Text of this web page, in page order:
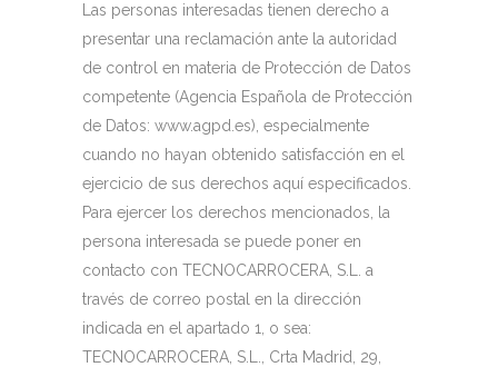
Las personas interesadas tienen derecho a
presentar una reclamación ante la autoridad
de control en materia de Protección de Datos
competente (Agencia Española de Protección
de Datos: www.agpd.es), especialmente
cuando no hayan obtenido satisfacción en el
ejercicio de sus derechos aquí especificados.
Para ejercer los derechos mencionados, la
persona interesada se puede poner en
contacto con TECNOCARROCERA, S.L. a
través de correo postal en la dirección
indicada en el apartado 1, o sea:
TECNOCARROCERA, S.L., Crta Madrid, 29,